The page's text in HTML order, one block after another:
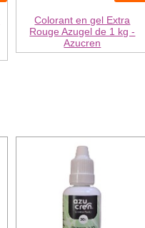
Colorant en gel Extra
Rouge Azugel de 1 kg -
Azucren